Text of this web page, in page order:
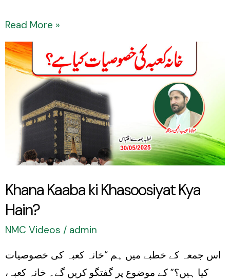
Read More »
Khana Kaaba ki Khasoosiyat Kya
Hain?
NMC Videos / admin
اس جمعہ کے خطبے میں ہم “خانہ کعبہ کی خصوصیات
کیا ہیں؟” کے موضوع پر گفتگو کریں گے۔ خانہ کعبہ،
Khana
Kaaba
Khasoosiyat
Kya